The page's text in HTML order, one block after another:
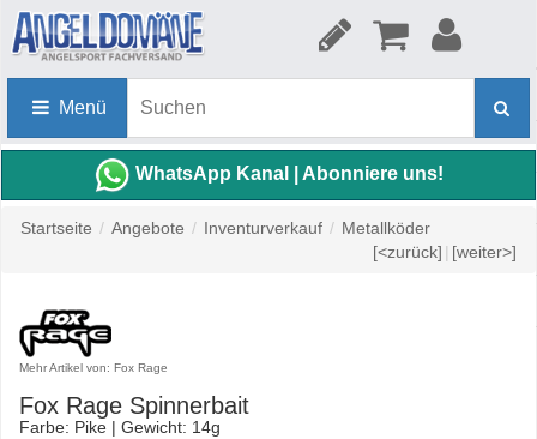
Menü
WhatsApp Kanal | Abonniere uns!
Startseite / Angebote / Inventurverkauf / Metallköder
[<zurück] | [weiter>]
Mehr Artikel von: Fox Rage
Fox Rage Spinnerbait
Farbe: Pike | Gewicht: 14g